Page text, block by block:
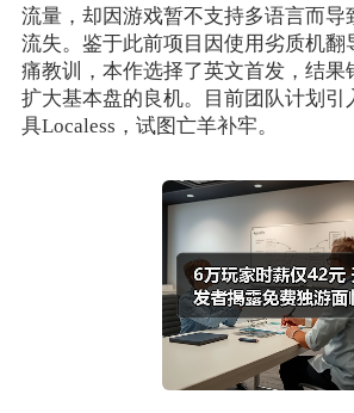
流量，却因游戏暂不支持多语言而导
流失。鉴于此前项目因使用劣质机翻
痛教训，本作选择了英文首发，结果
扩大基本盘的良机。目前团队计划引
具Localess，试图亡羊补牢。